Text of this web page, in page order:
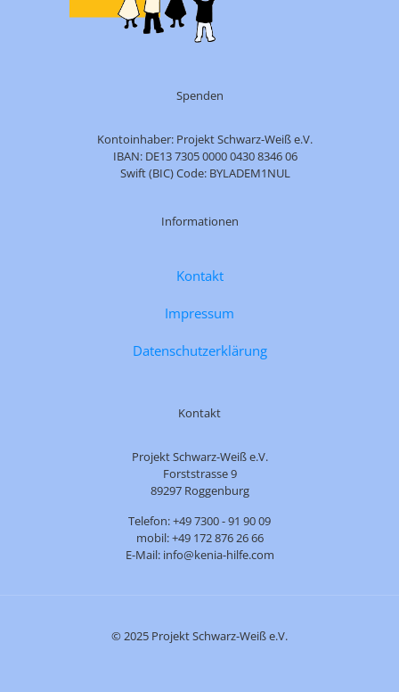
Spenden
Kontoinhaber: Projekt Schwarz-Weiß e.V.
IBAN: DE13 7305 0000 0430 8346 06
Swift (BIC) Code: BYLADEM1NUL
Informationen
Kontakt
Impressum
Datenschutzerklärung
Kontakt
Projekt Schwarz-Weiß e.V.
Forststrasse 9
89297 Roggenburg
Telefon: +49 7300 - 91 90 09
mobil: +49 172 876 26 66
E-Mail: info@kenia-hilfe.com
© 2025 Projekt Schwarz-Weiß e.V.